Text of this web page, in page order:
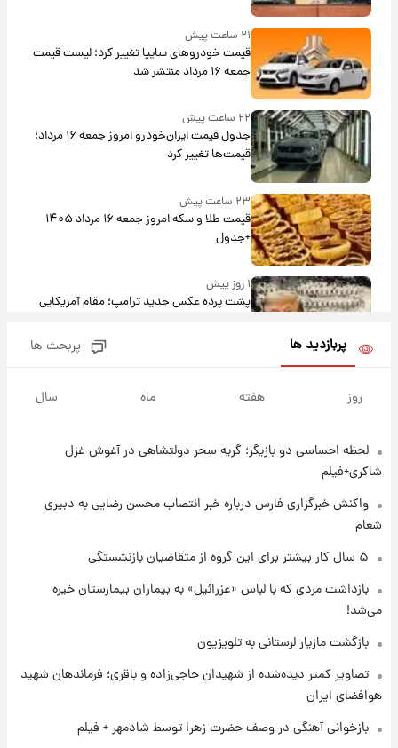
۲۱ ساعت پیش
قیمت خودروهای سایپا تغییر کرد؛ لیست قیمت
جمعه ۱۶ مرداد منتشر شد
۲۲ ساعت پیش
جدول قیمت ایران‌خودرو امروز جمعه ۱۶ مرداد؛
قیمت‌ها تغییر کرد
۲۳ ساعت پیش
قیمت طلا و سکه امروز جمعه ۱۶ مرداد ۱۴۰۵
+جدول
۱ روز پیش
پشت پرده عکس جدید ترامپ؛ مقام آمریکایی
۱ روز پیش
پیش‌بینی بارش‌های گسترده با ورود ال‌نینو؛ کدام
روزها پربارش‌تر خواهند بود؟
شماره پیراهن خریدهای جدید پرسپولیس اعلام
شد؛ تیکدری، محبی و سرگیف با اعداد ویژه
جزئیات فعال‌سازی «کیف پول ایران» اعلام
شد+فیلم
پربازدید ها پربحث ها
روز هفته ماه سال
لحظه احساسی دو بازیگر؛ گریه سحر دولتشاهی در آغوش غزل
شاکری+فیلم
واکنش خبرگزاری فارس درباره خبر انتصاب محسن رضایی به دبیری
شعام
۵ سال کار بیشتر برای این گروه از متقاضیان بازنشستگی
بازداشت مردی که با لباس «عزرائیل» به بیماران بیمارستان خیره
می‌شد!
بازگشت مازیار لرستانی به تلویزیون
تصاویر کمتر دیده‌شده از شهیدان حاجی‌زاده و باقری؛ فرماندهان شهید
هوافضای ایران
بازخوانی آهنگی در وصف حضرت زهرا توسط شادمهر + فیلم